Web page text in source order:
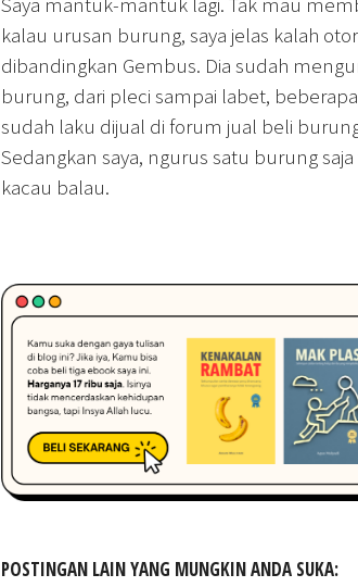
kalau urusan burung, saya jelas kalah
dibandingkan Gembus. Dia sudah
burung, dari pleci sampai labet,
sudah laku dijual di forum jual beli
Sedangkan saya, ngurus satu burung
kacau balau.
POSTINGAN LAIN YANG MUNGKIN ANDA SUKA: